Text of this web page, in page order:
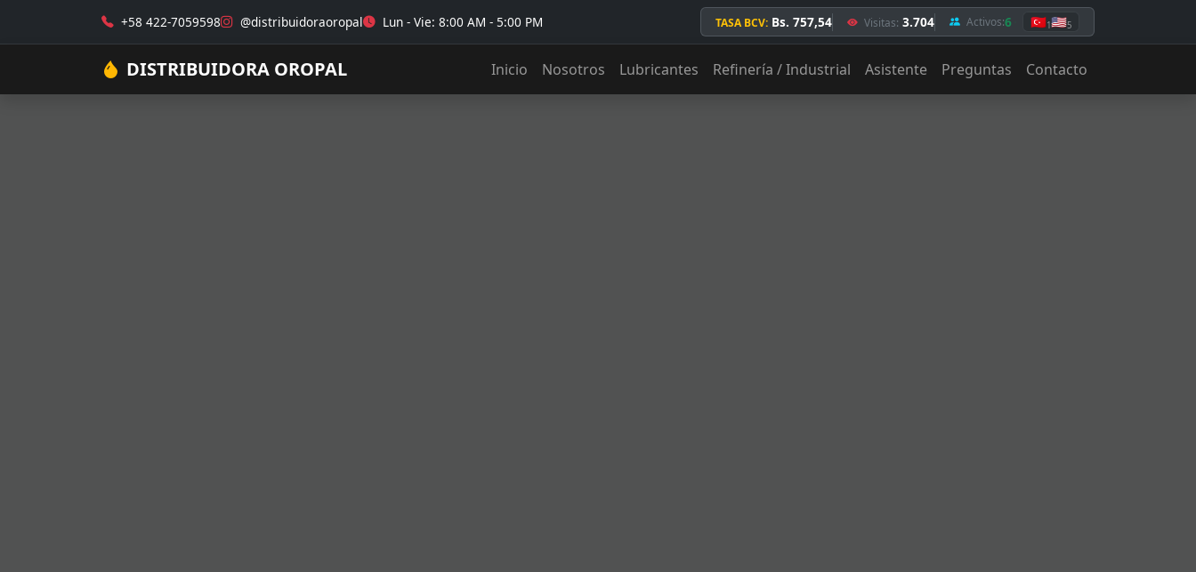
+58 422-7059598 @distribuidoraoropal Lun - Vie: 8:00 AM - 5:00 PM TASA BCV: Bs. 757,54 Visitas: 3.704 Activos:6 🇹🇷1🇺🇸5
DISTRIBUIDORA OROPAL Inicio Nosotros Lubricantes Refinería / Industrial Asistente Preguntas Contacto